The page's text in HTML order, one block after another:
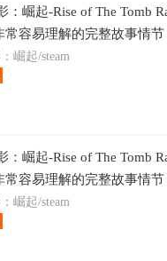
：崛起-Rise of The Tomb
常容易理解的完整故事情
崛起/steam
：崛起-Rise of The Tomb
常容易理解的完整故事情
崛起/steam